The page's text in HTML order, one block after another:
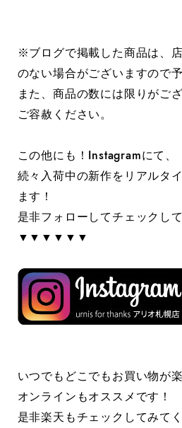
※ブログで掲載した商品は、
のない場合がございますので
また、商品の数には限りがご
ご容赦ください。
この他にも！Instagramにて、
続々入荷中の新作をリアルタ
ます！
是非フォローしてチェックし
▼▼▼▼▼▼
いつでもどこでもお買い物が
オンラインもオススメです！
是非楽天もチェックしてみて